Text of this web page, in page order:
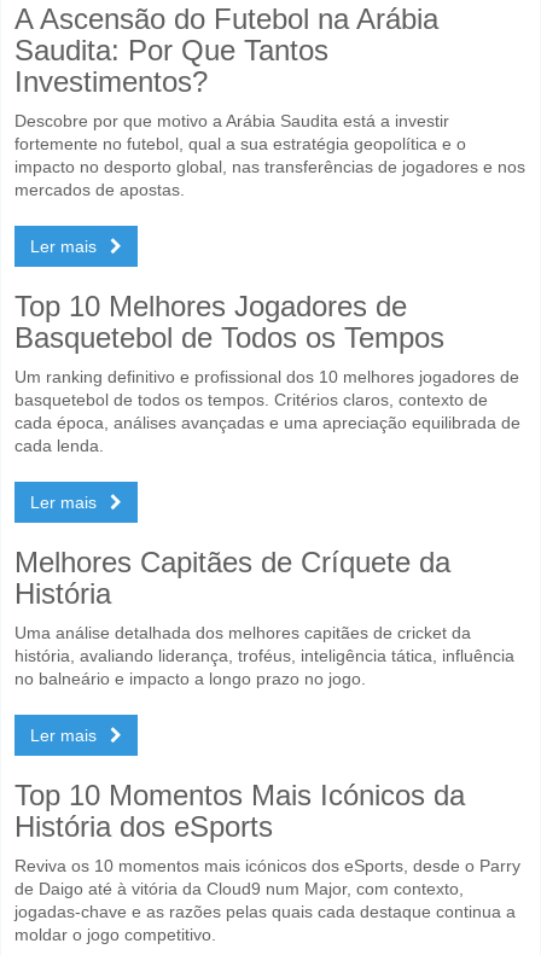
A Ascensão do Futebol na Arábia
Saudita: Por Que Tantos
Investimentos?
Descobre por que motivo a Arábia Saudita está a investir
fortemente no futebol, qual a sua estratégia geopolítica e o
impacto no desporto global, nas transferências de jogadores e nos
mercados de apostas.
Ler mais
Top 10 Melhores Jogadores de
Basquetebol de Todos os Tempos
Um ranking definitivo e profissional dos 10 melhores jogadores de
basquetebol de todos os tempos. Critérios claros, contexto de
cada época, análises avançadas e uma apreciação equilibrada de
cada lenda.
Ler mais
Melhores Capitães de Críquete da
História
Uma análise detalhada dos melhores capitães de cricket da
história, avaliando liderança, troféus, inteligência tática, influência
no balneário e impacto a longo prazo no jogo.
Ler mais
Top 10 Momentos Mais Icónicos da
História dos eSports
Reviva os 10 momentos mais icónicos dos eSports, desde o Parry
de Daigo até à vitória da Cloud9 num Major, com contexto,
jogadas-chave e as razões pelas quais cada destaque continua a
moldar o jogo competitivo.